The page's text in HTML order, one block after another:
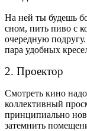
На ней ты будешь
сном, пить пиво с
очередную
пара удобных
2. Проектор
Смотреть кино
коллективный
принципиально
затемнить